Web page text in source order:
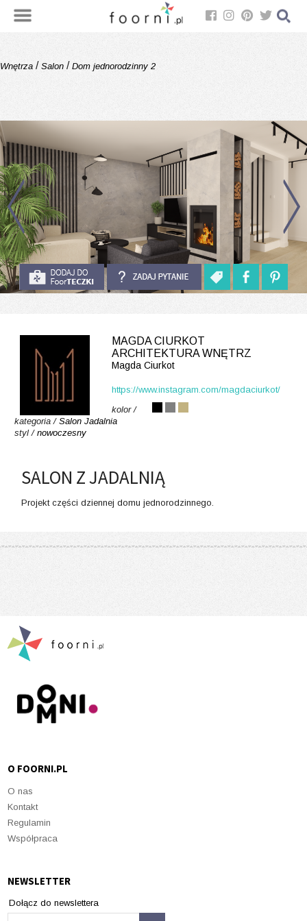
Wnętrza / Salon / Dom jednorodzinny 2
MAGDA CIURKOT
ARCHITEKTURA WNĘTRZ
Magda Ciurkot
https://www.instagram.com/magdaciurkot/
kolor /
kategoria / Salon Jadalnia
styl / nowoczesny
SALON Z JADALNIĄ
Projekt części dziennej domu jednorodzinnego.
O FOORNI.PL
O nas
Kontakt
Regulamin
Współpraca
NEWSLETTER
Dołącz do newslettera